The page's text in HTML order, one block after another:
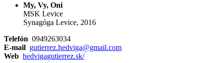
My, Vy, Oni
MSK Levice
Synagóga Levice, 2016
Telefón 0949263034
E-mail gutierrez.hedviga@gmail.com
Web hedvigagutierrez.sk/